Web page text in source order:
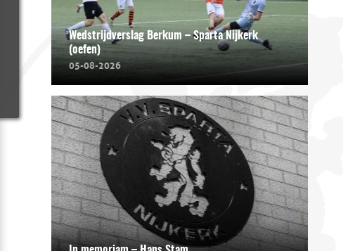
Wedstrijdverslag Berkum – Sparta Nijkerk
(oefen)
05-08-2026